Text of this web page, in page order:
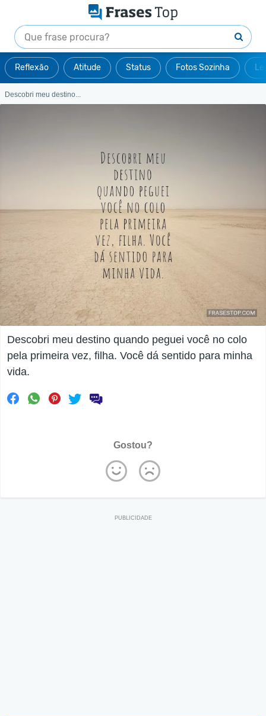
Reflexão Atitude Status Fotos Sozinha
Descobri meu destino...
Descobri meu destino quando peguei você no colo
pela primeira vez, filha. Você dá sentido para minha
vida.
Gostou?